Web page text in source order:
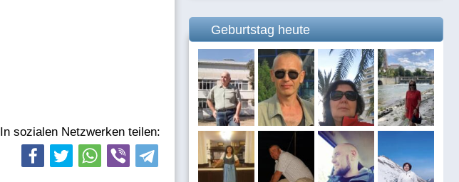
In sozialen Netzwerken teilen:
Geburtstag heute